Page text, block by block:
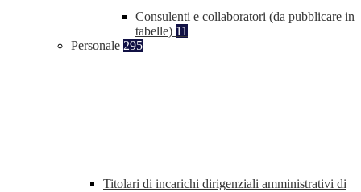
Consulenti e collaboratori (da pubblicare in
tabelle) 11
Personale 295
Titolari di incarichi dirigenziali amministrativi di